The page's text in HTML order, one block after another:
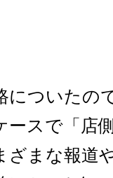
についたの
スで「店
ざまな報道